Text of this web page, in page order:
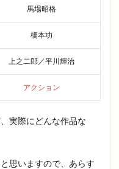
馬場昭格
橋本功
上之二郎／平川輝治
アクション
実際にどんな作品な
思いますので、あらす